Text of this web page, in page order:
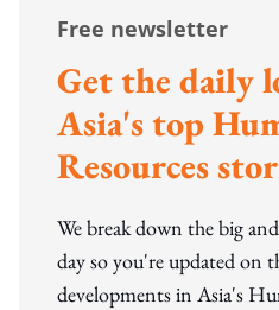
Free newsletter
Get the daily
Asia's top
Resources
We break down the big
day so you're updated on
developments in Asia's